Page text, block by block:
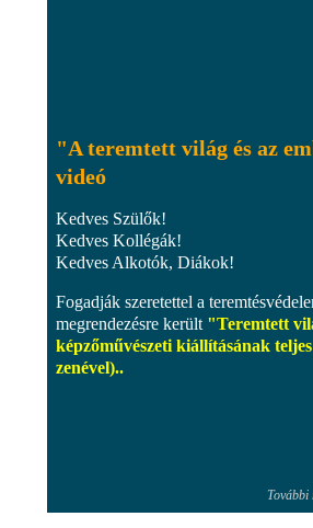
"A teremtett világ és az
videó
Kedves Szülők!
Kedves Kollégák!
Kedves Alkotók, Diákok!
Fogadják szeretettel a
megrendezésre került "Teremtett
képzőművészeti kiállításának
zenével)..
További